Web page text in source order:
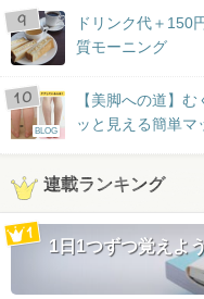
ドリンク代＋150
質モーニング
BLOG
【美脚への道】
ッと見える簡単マ
連載ランキング
1日1つずつ覚えよ